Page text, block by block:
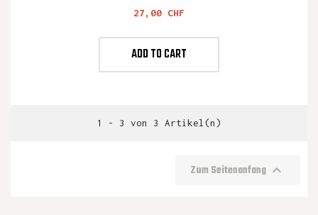
Preis
27,00 CHF
ADD TO CART
1 - 3 von 3 Artikel(n)
Zum Seitenanfang 